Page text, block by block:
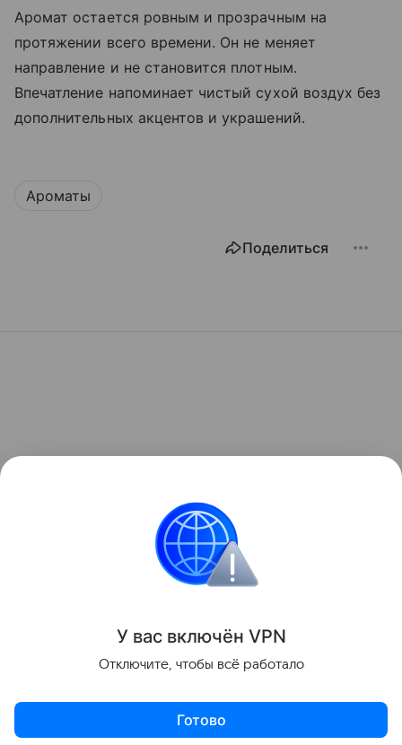
Аромат остается ровным и прозрачным на
протяжении всего времени. Он не меняет
направление и не становится плотным.
Впечатление напоминает чистый сухой воздух без
дополнительных акцентов и украшений.
Ароматы
Поделиться
У вас включён VPN
Отключите, чтобы всё работало
Готово